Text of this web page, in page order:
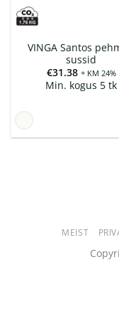
VINGA Santos
sussid
€31.38 + KM 24%
Min. kogus 5 tk
MEIST